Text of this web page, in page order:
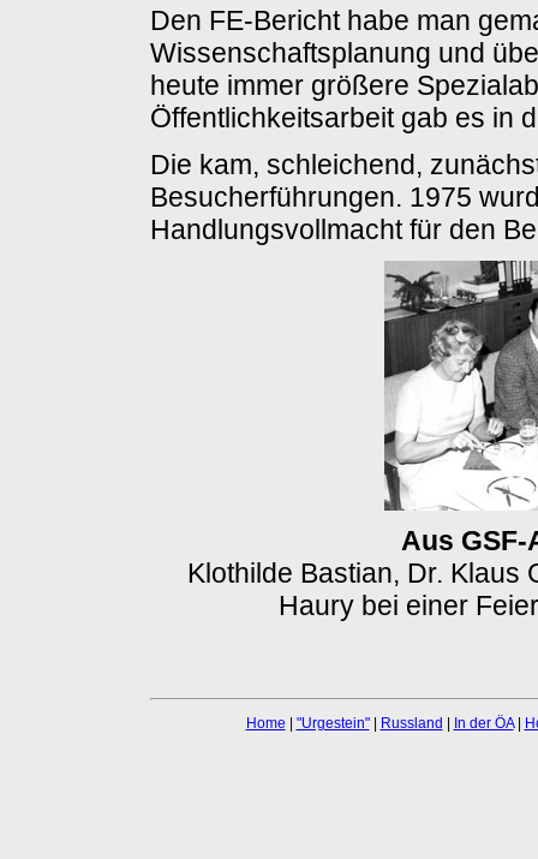
Den FE-Bericht habe man
Wissenschaftsplanung und
heute immer größere
Öffentlichkeitsarbeit gab es in
Die kam, schleichend,
Besucherführungen. 1975
Handlungsvollmacht für den
Aus
Klothilde Bastian, Dr. Klaus
Haury bei einer
Home "Urgestein"| Russland In der ÖA|